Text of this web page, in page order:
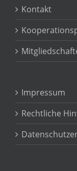
Kontakt
Impressum
Rechtliche